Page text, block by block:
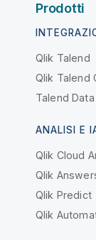
Prodotti
Qlik Talend
Qlik Talend
Talend
ANALISI E
Qlik Cloud
Qlik
Qlik Predict
Qlik